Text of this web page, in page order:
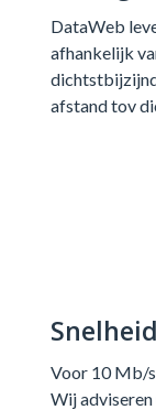
DataWeb
afhankelijk
afstand tov
Snelheid
Voor 10 Mb/
Wij